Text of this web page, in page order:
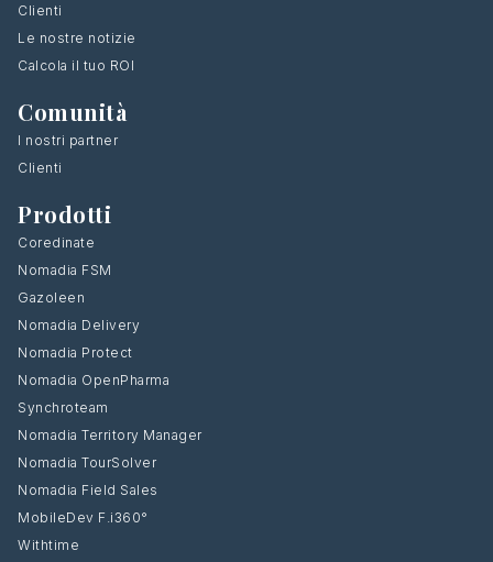
Clienti
Le nostre notizie
Calcola il tuo ROI
Comunità
I nostri partner
Clienti
Prodotti
Coredinate
Nomadia FSM
Gazoleen
Nomadia Delivery
Nomadia Protect
Nomadia OpenPharma
Synchroteam
Nomadia Territory Manager
Nomadia TourSolver
Nomadia Field Sales
MobileDev F.i360°
Withtime